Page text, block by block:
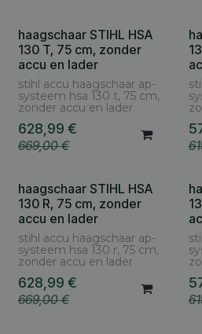
haagschaar STIHL HSA
130 T, 75 cm, zonder
accu en lader
stihl accu haagschaar ap-
systeem hsa 130 t, 75 cm,
zonder accu en lader
628,99 €
669,00€
haagschaar STIHL HSA
130 R, 75 cm, zonder
accu en lader
stihl accu haagschaar ap-
systeem hsa 130 r, 75 cm,
zonder accu en lader
628,99 €
669,00€